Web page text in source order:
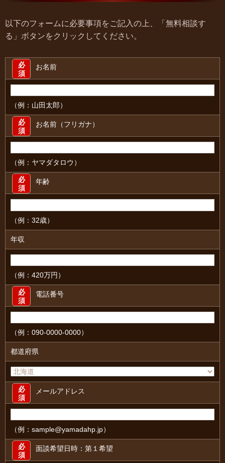
以下のフォームに必要事項をご記入の上、「無料相談す
る」ボタンをクリックしてください。
お名前
必
須
（例：山田太郎）
お名前（フリガナ）
必
須
（例：ヤマダタロウ）
年齢
必
須
（例：32歳）
年収
（例：420万円）
電話番号
必
須
（例：090-0000-0000）
都道府県
メールアドレス
必
須
（例：sample@yamadahp.jp）
面談希望日時：第１希望
必
須